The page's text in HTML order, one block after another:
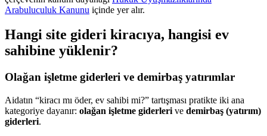
Arabuluculuk Kanunu içinde yer alır.
Hangi site gideri kiracıya, hangisi ev
sahibine yüklenir?
Olağan işletme giderleri ve demirbaş yatırımlar
Aidatın “kiracı mı öder, ev sahibi mi?” tartışması pratikte iki ana
kategoriye dayanır: olağan işletme giderleri ve demirbaş (yatırım)
giderleri.